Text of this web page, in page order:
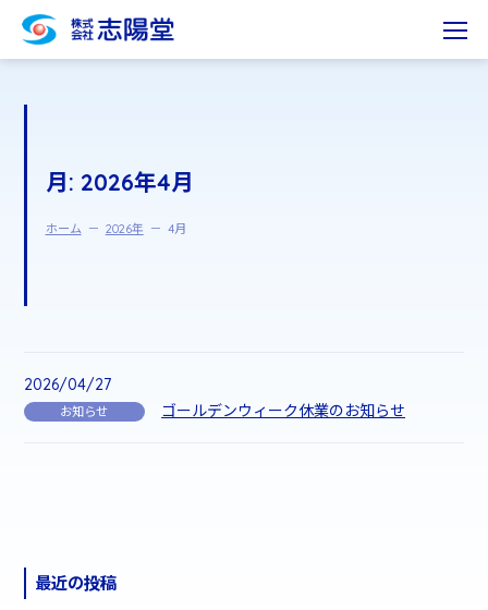
月: 2026年4月
ホーム 2026年 4月
2026/04/27
お知らせ ゴールデンウィーク休業のお知らせ
最近の投稿